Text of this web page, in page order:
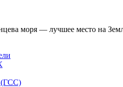
моря — лучшее место на
(ГСС)